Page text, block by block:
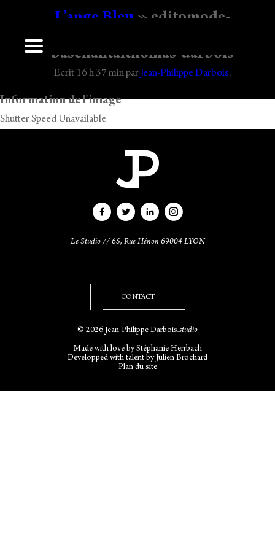
L’ange Bleu » editomode-
lingerieargentovivo-photographe-
baschantalthomas-darbois
Ecrit 16 h 37 minpar Jean-Philippe Darbois.
Information de l'image
Shutter Speed Unavailable
Le Studio // 65, Rue Hénon 69004 LYON
CONTACT
© 2026 Jean-Philippe Darbois.studio
Made with love byStéphanie Herrbach
Developped with talent by Julien Brochard
Plan du site